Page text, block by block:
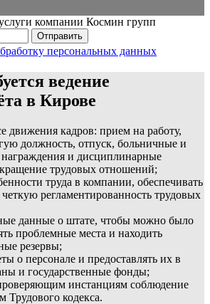
компании Космин групп
персональных данных
ведение
в Кирове
движения кадров: прием на работу,
должность, отпуск, больничные и
и дисциплинарные
трудовых отношений;
труда в компании, обеспечивать
четкую регламентированность трудовых
данные о штате, чтобы можно было
проблемные места и находить
резервы;
о персонале и предоставлять их в
и государственные фонды;
инстанциям соблюдение
Трудового кодекса.